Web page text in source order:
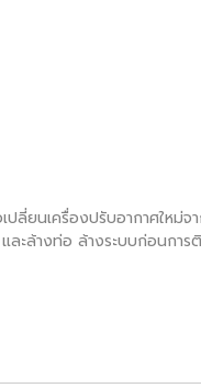
ลี่ยนเครื่องปรับอากาศใหม่จ
ละล้างท่อ ล้างระบบก่อนกา